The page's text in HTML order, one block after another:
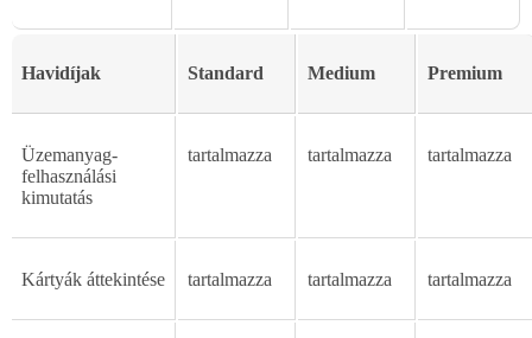
Havidíjak Standard Medium Premium
Üzemanyag-
felhasználási
kimutatás
tartalmazza tartalmazza tartalmazza
Kártyák áttekintése tartalmazza tartalmazza tartalmazza